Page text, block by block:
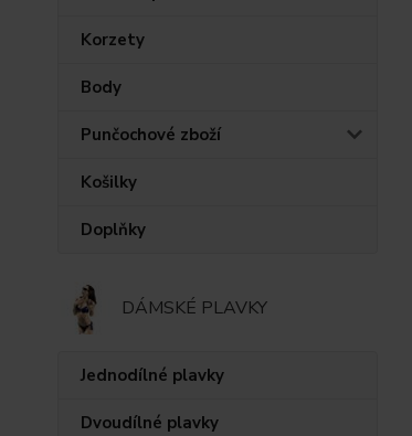
Korzety
Body
Punčochové zboží
Košilky
Doplňky
DÁMSKÉ PLAVKY
Jednodílné plavky
Dvoudílné plavky